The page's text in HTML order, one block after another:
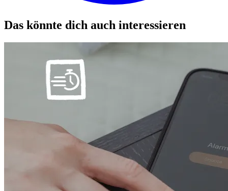
Das könnte dich auch interessieren